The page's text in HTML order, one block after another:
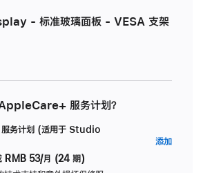
- 标准玻璃面板 - VESA 支架
服务计划？
务计划 (适用于 Studio
RMB 53/月 (24 期)
添加